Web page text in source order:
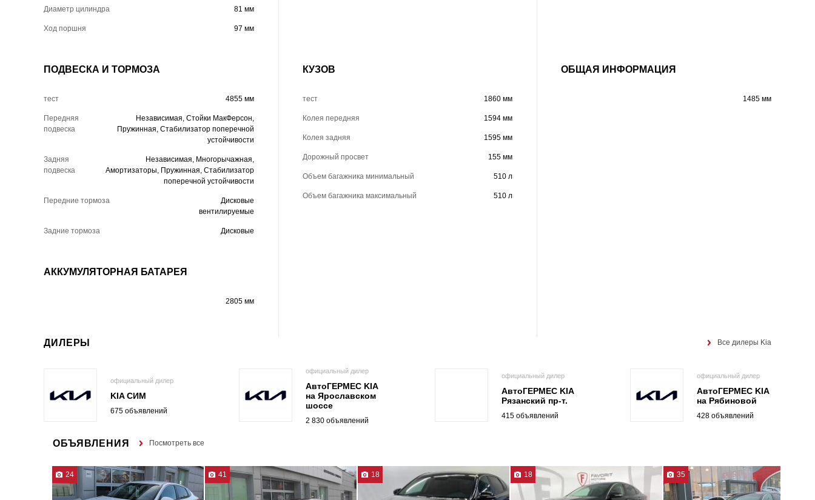
Диаметр цилиндра 81 мм
Ход поршня 97 мм
ПОДВЕСКА И ТОРМОЗА
тест 4855 мм
Передняя
подвеска
Независимая, Стойки МакФерсон,
Пружинная, Стабилизатор поперечной
устойчивости
Задняя
подвеска
Независимая, Многорычажная,
Амортизаторы, Пружинная, Стабилизатор
поперечной устойчивости
Передние тормоза
Дисковые
вентилируемые
Задние тормоза Дисковые
КУЗОВ
тест 1860 мм
Колея передняя 1594 мм
Колея задняя 1595 мм
Дорожный просвет 155 мм
Объем багажника минимальный 510 л
Объем багажника максимальный 510 л
ОБЩАЯ ИНФОРМАЦИЯ
1485 мм
АККУМУЛЯТОРНАЯ БАТАРЕЯ
2805 мм
ДИЛЕРЫ Все дилеры Kia
официальный дилер
KIA СИМ
675 объявлений
официальный дилер
АвтоГЕРМЕС KIA
на Ярославском
шоссе
2 830 объявлений
официальный дилер
АвтоГЕРМЕС KIA
Рязанский пр-т.
415 объявлений
официальный дилер
АвтоГЕРМЕС KIA
на Рябиновой
428 объявлений
ОБЪЯВЛЕНИЯ Посмотреть все
24 41 18 18 35